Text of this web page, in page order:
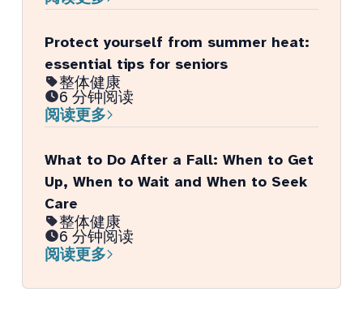
Protect yourself from summer heat:
essential tips for seniors
整体健康
6 分钟阅读
阅读更多
What to Do After a Fall: When to Get
Up, When to Wait and When to Seek
Care
整体健康
6 分钟阅读
阅读更多